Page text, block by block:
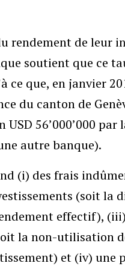
rendement de leur
soutient que ce
ce que, en janvier
du canton de
56’000’000 par
autre banque).
(i) des frais
(soit la
effectif),
la non-utilisation
et (iv)